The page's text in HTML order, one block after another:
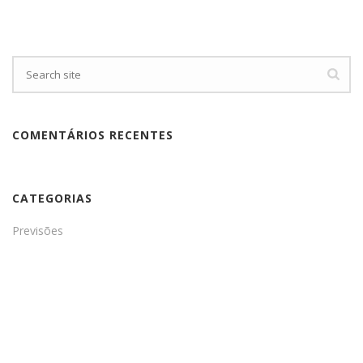
COMENTÁRIOS RECENTES
CATEGORIAS
Previsões